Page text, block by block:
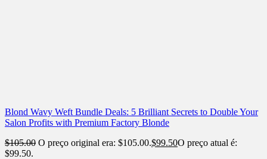
Blond Wavy Weft Bundle Deals: 5 Brilliant Secrets to Double Your
Salon Profits with Premium Factory Blonde
$105.00 O preço original era: $105.00.$99.50O preço atual é:
$99.50.